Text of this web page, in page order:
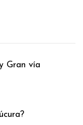
Gran vía